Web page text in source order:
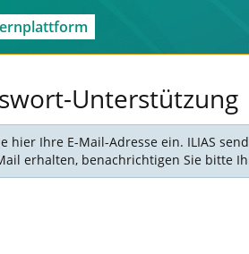
Unterstützung
hier Ihre E-Mail-Adresse ein. ILIAS
erhalten, benachrichtigen Sie bitte